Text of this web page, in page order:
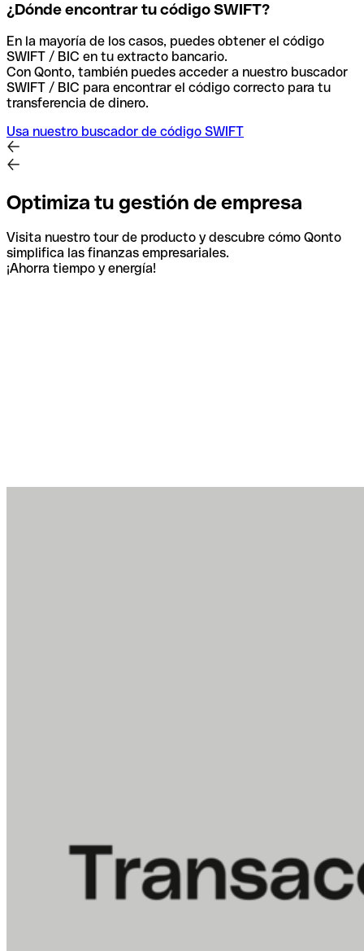
¿Dónde encontrar tu código SWIFT?
En la mayoría de los casos, puedes obtener el código
SWIFT / BIC en tu extracto bancario.
Con Qonto, también puedes acceder a nuestro buscador
SWIFT / BIC para encontrar el código correcto para tu
transferencia de dinero.
Usa nuestro buscador de código SWIFT
Optimiza tu gestión de empresa
Visita nuestro tour de producto y descubre cómo Qonto
simplifica las finanzas empresariales.
¡Ahorra tiempo y energía!